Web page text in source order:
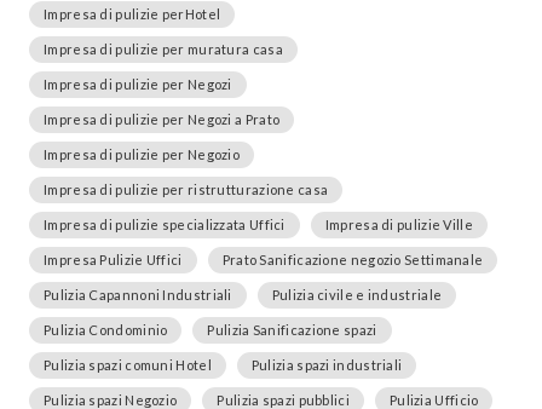
Impresa di pulizie perHotel
Impresa di pulizie per muratura casa
Impresa di pulizie per Negozi
Impresa di pulizie per Negozi a Prato
Impresa di pulizie per Negozio
Impresa di pulizie per ristrutturazione casa
Impresa di pulizie specializzata Uffici Impresa di pulizie Ville
Impresa Pulizie Uffici Prato Sanificazione negozio Settimanale
Pulizia Capannoni Industriali Pulizia civile e industriale
Pulizia Condominio Pulizia Sanificazione spazi
Pulizia spazi comuni Hotel Pulizia spazi industriali
Pulizia spazi Negozio Pulizia spazi pubblici Pulizia Ufficio